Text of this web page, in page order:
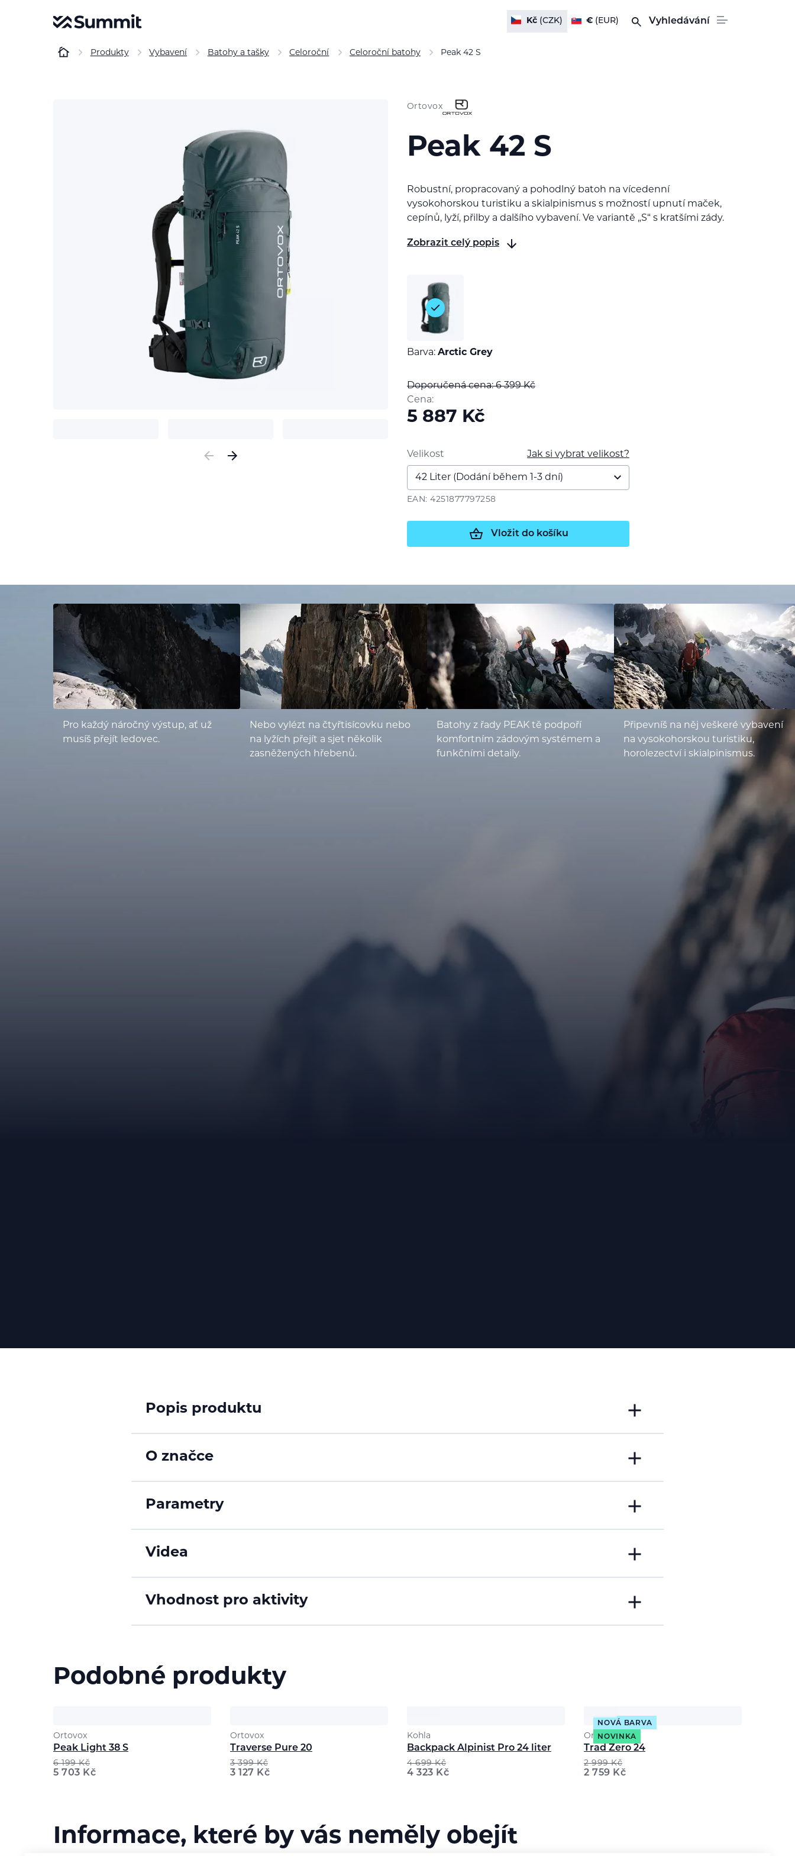
Kč(CZK) € (EUR) Vyhledávání
Produkty Vybavení Batohy a tašky Celoroční Celoroční batohy Peak 42 S
Ortovox
Peak 42 S
Robustní, propracovaný a pohodlný batoh na vícedenní
vysokohorskou turistiku a skialpinismus s možností upnutí maček,
cepínů, lyží, přilby a dalšího vybavení. Ve variantě „S“ s kratšími zády.
Zobrazit celý popis
Previous
Barva: Arctic Grey
Doporučená cena: 6 399Kč
Cena:
5 887 Kč
Jak si vybrat velikost?
Velikost
EAN: 4251877797258
Vložit do košíku
Pro každý náročný výstup, ať už
musíš přejít ledovec.
Nebo vylézt na čtyřtisícovku nebo
na lyžích přejít a sjet několik
zasněžených hřebenů.
Batohy z řady PEAK tě podpoří
komfortním zádovým systémem a
funkčními detaily.
Připevníš na něj veškeré vybavení
na vysokohorskou turistiku,
horolezectví i skialpinismus.
Popis produktu
O značce
Parametry
Videa
Vhodnost pro aktivity
Podobné produkty
Ortovox
Peak Light 38 S
6 199Kč
5 703 Kč
Ortovox
Traverse Pure 20
3 399Kč
3 127 Kč
Kohla
Backpack Alpinist Pro 24 liter
4 699Kč
4 323 Kč
NOVÁ BARVA
NOVINKA
Ortovox
Trad Zero 24
2 999Kč
2 759 Kč
Informace, které by vás neměly obejít